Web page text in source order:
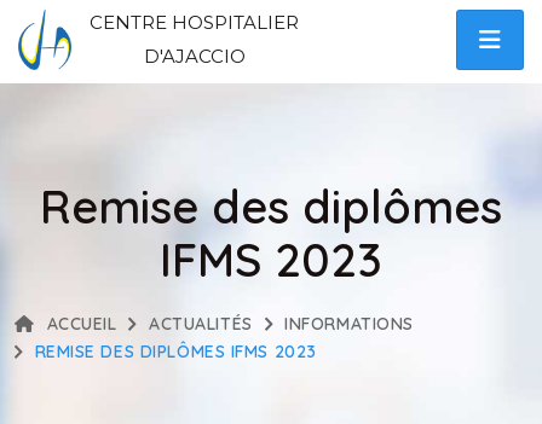
CENTRE HOSPITALIER
D'AJACCIO
Remise des diplômes
IFMS 2023
ACCUEIL ACTUALITÉS
INFORMATIONS
REMISE DES DIPLÔMES IFMS 2023